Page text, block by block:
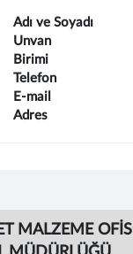
Adı ve Soyadı
Unvan
Birimi
Telefon
E-mail
Adres
MALZEME OFİSİ